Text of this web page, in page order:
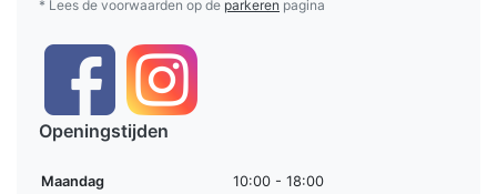
* Lees de voorwaarden op de parkeren pagina
Openingstijden
Maandag
10:00 - 18:00